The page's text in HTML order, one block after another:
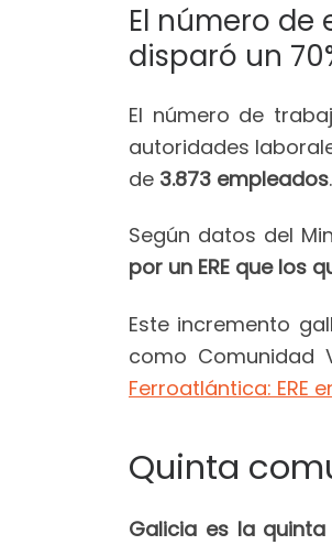
El número
disparó un
El número de
autoridades
de 3.873 empleados.
Según datos del
por un ERE que los
Este incremento
como Comunidad
Ferroatlántica: ERE
Quinta
Galicia es la